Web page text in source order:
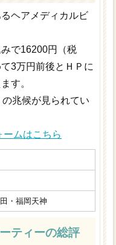
ヘアメディカルビ
で16200円（税
3万円前後とＨＰに
す。
兆候が見られてい
ムはこちら
・福岡天神
ティーの総評